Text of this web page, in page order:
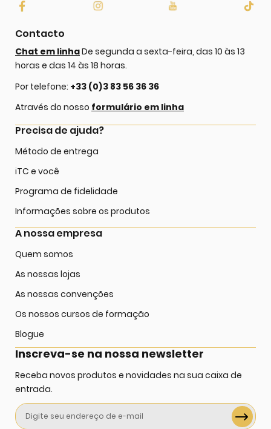
Contacto
Chat em linhaDe segunda a sexta-feira, das 10 às 13
horas e das 14 às 18 horas.
Por telefone: +33 (0)3 83 56 36 36
Através do nosso formulário em linha
A nossa empresa
Quem somos
As nossas lojas
As nossas convenções
Os nossos cursos de formação
Blogue
Precisa de ajuda?
Método de entrega
iTC e você
Programa de fidelidade
Informações sobre os produtos
Inscreva-se na nossa newsletter
Receba novos produtos e novidades na sua caixa de
entrada.
Sign
Up